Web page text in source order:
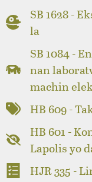
SB 1628 -
la
SB 1084 -
nan
machin
HB 609 -
HB 601 -
Lapolis yo
HJR 335 -